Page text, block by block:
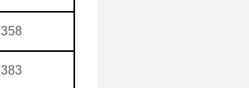
358
383